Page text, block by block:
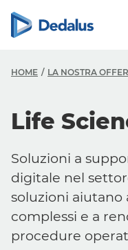
HOME LA NOSTRA
Life
Soluzioni a
digitale nel
soluzioni aiutano
complessi e a
procedure